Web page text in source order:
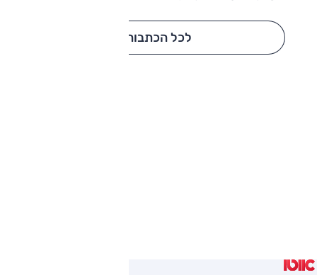
לכל הכתבות